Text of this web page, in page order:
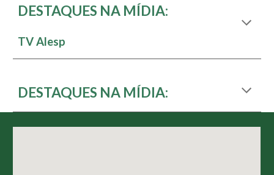
DESTAQUES NA MÍDIA:
TV Alesp
DESTAQUES NA MÍDIA: